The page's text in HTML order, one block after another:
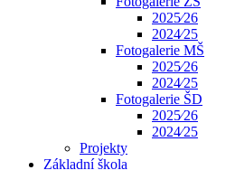
2025⁄26
2024⁄25
Fotogalerie MŠ
2025⁄26
2024⁄25
Fotogalerie ŠD
2025⁄26
2024⁄25
Projekty
Základní škola